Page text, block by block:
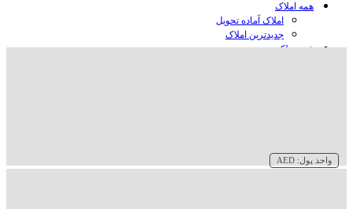
همه املاک
املاک آماده تحویل
جدیدترین املاک
خرید ملک در دبی
واحد پول: AED